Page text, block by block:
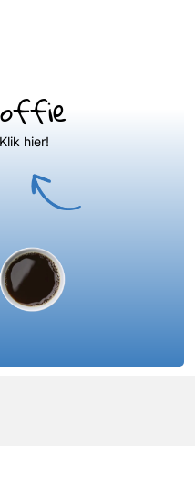
hier!